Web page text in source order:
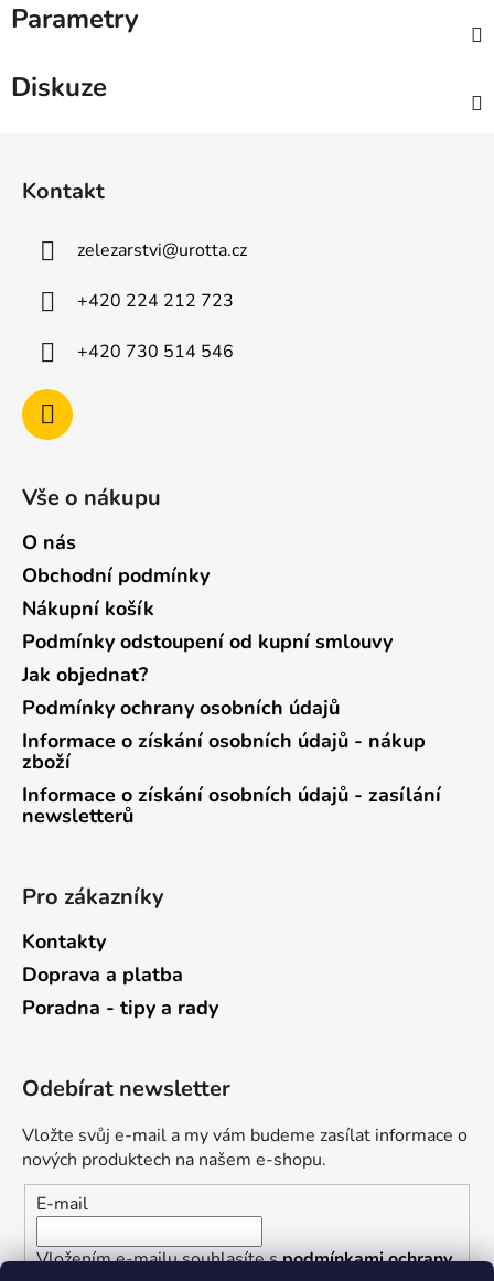
Parametry
Diskuze
Kontakt
zelezarstvi@urotta.cz
+420 224 212 723
+420 730 514 546
Vše o nákupu
O nás
Obchodní podmínky
Nákupní košík
Podmínky odstoupení od kupní smlouvy
Jak objednat?
Podmínky ochrany osobních údajů
Informace o získání osobních údajů - nákup
zboží
Informace o získání osobních údajů - zasílání
newsletterů
Pro zákazníky
Kontakty
Doprava a platba
Poradna - tipy a rady
Odebírat newsletter
Vložte svůj e-mail a my vám budeme zasílat informace o
nových produktech na našem e-shopu.
E-mail
Vložením e-mailu souhlasíte spodmínkami ochrany